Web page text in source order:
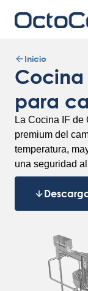
Inicio
Cocina
para
La Cocina IF de
premium del
temperatura,
una seguridad